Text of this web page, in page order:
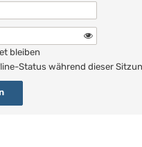
bleiben
Status während dieser